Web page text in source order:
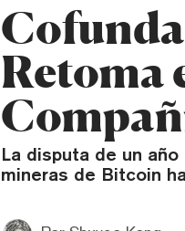
Retoma
La disputa de un
mineras de Bitcoin